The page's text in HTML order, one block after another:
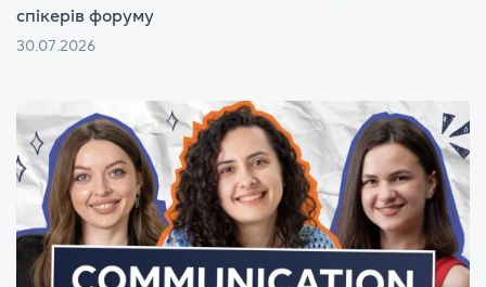
спікерів форуму
30.07.2026